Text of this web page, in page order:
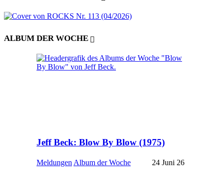
ALBUM DER WOCHE
Jeff Beck: Blow By Blow (1975)
Meldungen Album der Woche 24 Juni 26